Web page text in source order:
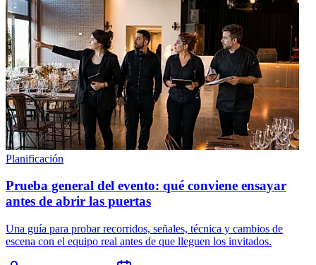
Planificación
Prueba general del evento: qué conviene ensayar
antes de abrir las puertas
Una guía para probar recorridos, señales, técnica y cambios de
escena con el equipo real antes de que lleguen los invitados.